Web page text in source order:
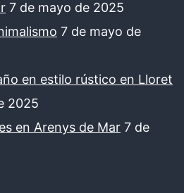
7 de mayo de 2025
7 de mayo de
en estilo rústico en Lloret
2025
en Arenys de Mar 7 de